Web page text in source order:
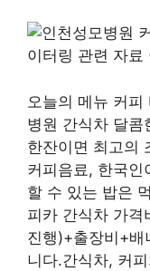
오늘의 메뉴 커피
병원 간식차 달콤
한잔이면 최고의
커피음료, 한국인
할 수 있는 밥은
피카 간식차 가격
진행)+출장비+배
니다.간식차, 커